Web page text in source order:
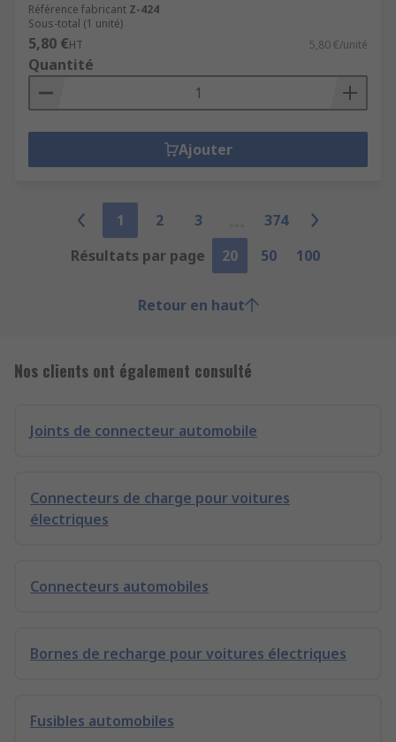
Référence fabricant Z-424
Sous-total (1 unité)
5,80 €HT 5,80 €/unité
Quantité
Ajouter
1 2 3
374
Résultats par page
20 50 100
Retour en haut
Nos clients ont également consulté
Joints de connecteur automobile
Connecteurs de charge pour voitures
électriques
Connecteurs automobiles
Bornes de recharge pour voitures électriques
Fusibles automobiles